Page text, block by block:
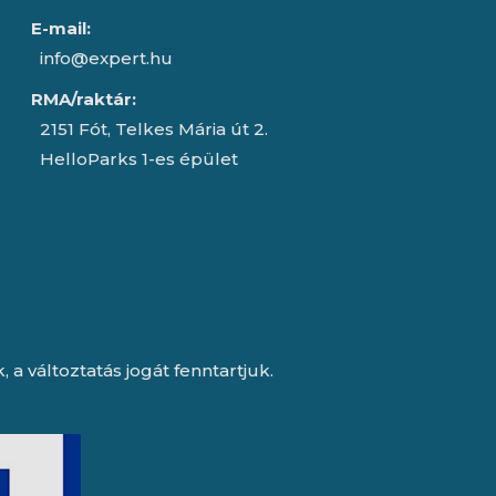
E-mail:
info@expert.hu
RMA/raktár:
2151 Fót, Telkes Mária út 2.
HelloParks 1-es épület
változtatás jogát fenntartjuk.